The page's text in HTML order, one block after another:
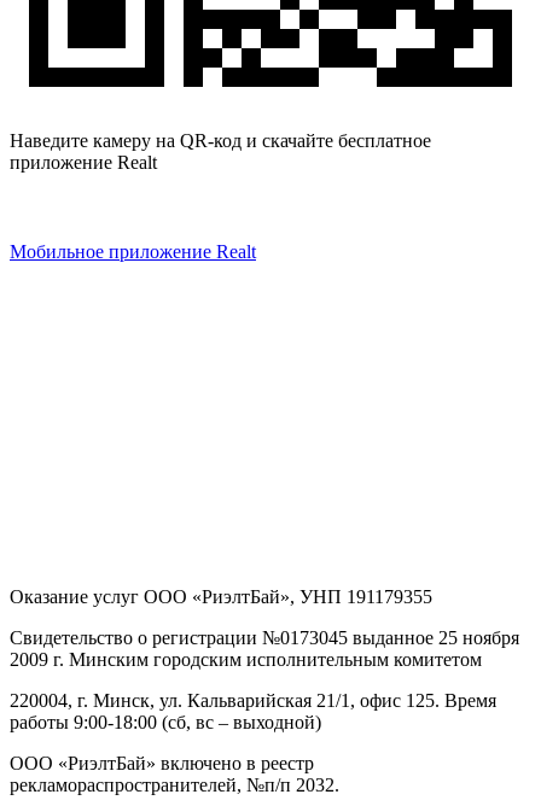
Наведите камеру на QR-код и скачайте бесплатное
приложение Realt
Мобильное приложение Realt
Оказание услуг ООО «РиэлтБай», УНП 191179355
Свидетельство о регистрации №0173045 выданное 25 ноября
2009 г. Минским городским исполнительным комитетом
220004, г. Минск, ул. Кальварийская 21/1, офис 125. Время
работы 9:00-18:00 (сб, вс – выходной)
ООО «РиэлтБай» включено в реестр
рекламораспространителей, №п/п 2032.